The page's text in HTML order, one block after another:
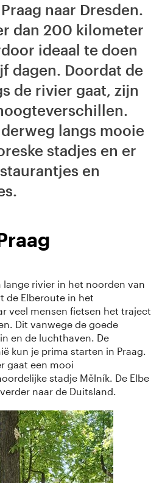
naar Dresden.
dan 200 kilometer
ideaal te doen
dagen. Doordat de
de rivier gaat, zijn
langs mooie
stadjes en er
en
lange rivier in het noorden van
de Elberoute in het
veel mensen fietsen het traject
Dit vanwege de goede
en de luchthaven. De
kun je prima starten in Praag.
gaat een mooi
stadje Mělník. De Elbe
naar de Duitsland.